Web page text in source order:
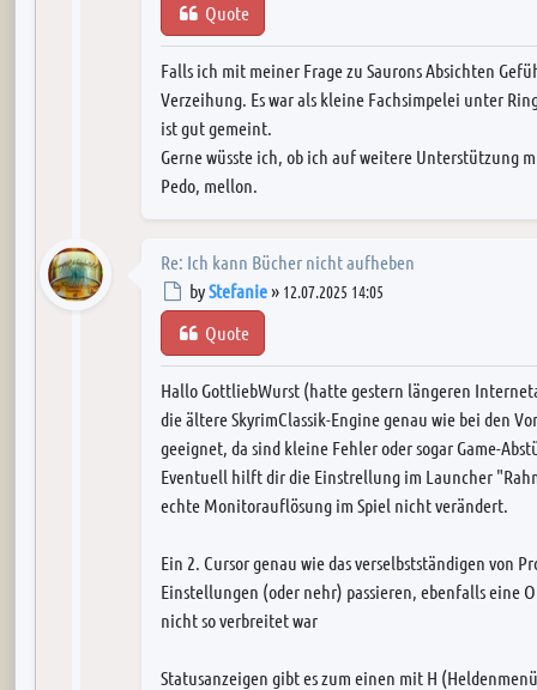
Quote
Falls ich mit meiner Frage zu Saurons Absichten
Verzeihung. Es war als kleine Fachsimpelei unter
ist gut gemeint.
Gerne wüsste ich, ob ich auf weitere Unterstützung
Pedo, mellon.
Re: Ich kann Bücher nicht aufheben
Post
byStefanie» 12.07.2025 14:05
Quote
Hallo GottliebWurst (hatte gestern längeren
die ältere SkyrimClassik-Engine genau wie bei den
geeignet, da sind kleine Fehler oder sogar Game-
Eventuell hilft dir die Einstrellung im Launcher
echte Monitorauflösung im Spiel nicht verändert.
Ein 2. Cursor genau wie das verselbstständigen von
Einstellungen (oder nehr) passieren, ebenfalls eine
nicht so verbreitet war
Statusanzeigen gibt es zum einen mit H